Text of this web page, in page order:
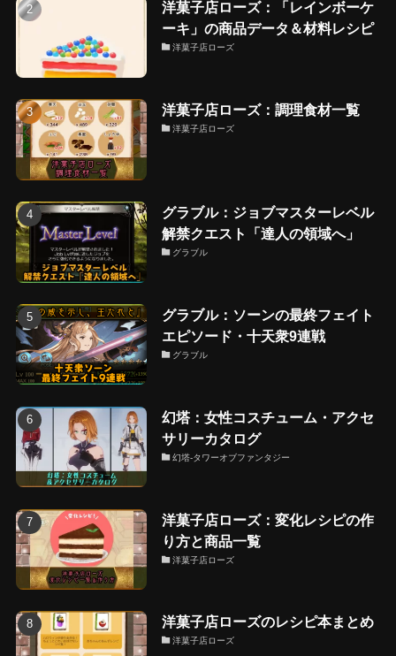
洋菓子店ローズ：「レインボーケ
ーキ」の商品データ＆材料レシピ
洋菓子店ローズ
洋菓子店ローズ：調理食材一覧
洋菓子店ローズ
グラブル：ジョブマスターレベル
解禁クエスト「達人の領域へ」
グラブル
グラブル：ソーンの最終フェイト
エピソード・十天衆9連戦
グラブル
幻塔：女性コスチューム・アクセ
サリーカタログ
幻塔-タワーオブファンタジー
洋菓子店ローズ：変化レシピの作
り方と商品一覧
洋菓子店ローズ
洋菓子店ローズのレシピ本まとめ
洋菓子店ローズ